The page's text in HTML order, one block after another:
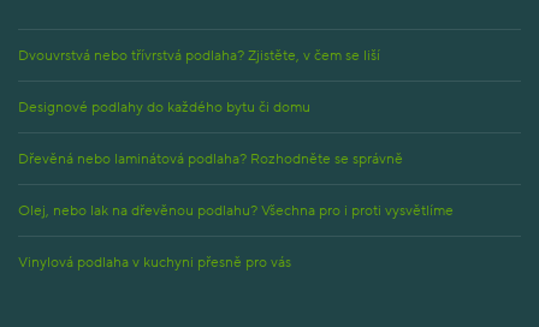
Dvouvrstvá nebo třívrstvá podlaha? Zjistěte, v čem se liší
Designové podlahy do každého bytu či domu
Dřevěná nebo laminátová podlaha? Rozhodněte se správně
Olej, nebo lak na dřevěnou podlahu? Všechna pro i proti vysvětlíme
Vinylová podlaha v kuchyni přesně pro vás